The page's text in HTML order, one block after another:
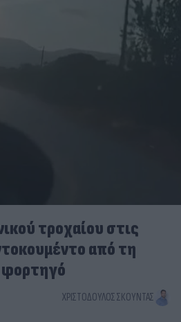
τροχαίου στις
από τη
φορτηγό
ΧΡΙΣΤΌΔΟΥΛΟΣ ΣΚΟΎΝΤΑΣ